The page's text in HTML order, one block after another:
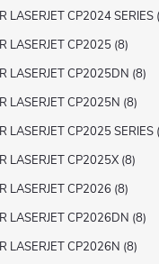
LASERJET CP2024 SERIES
LASERJET CP2025 8
LASERJET CP2025DN 8
LASERJET CP2025N 8
LASERJET CP2025 SERIES
LASERJET CP2025X 8
LASERJET CP2026 8
LASERJET CP2026DN 8
LASERJET CP2026N 8